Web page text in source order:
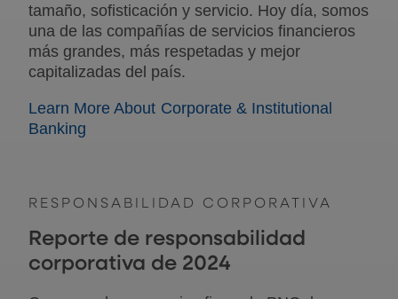
tamaño, sofisticación y servicio. Hoy día, somos
una de las compañías de servicios financieros
más grandes, más respetadas y mejor
capitalizadas del país.
Learn More About Corporate & Institutional
Banking
RESPONSABILIDAD CORPORATIVA
Reporte de responsabilidad
corporativa de 2024